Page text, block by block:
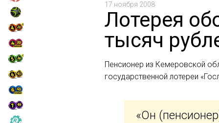
17 ноября 2008
Лотерея
тысяч
Пенсионер из Кемеровской
государственной лотереи
«Он